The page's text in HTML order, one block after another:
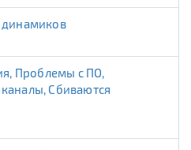
динамиков
Проблемы с ПО,
Сбиваются